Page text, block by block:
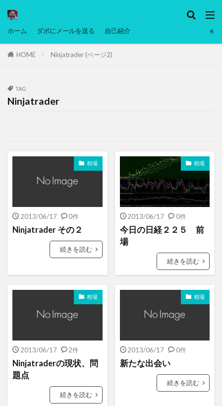
ホーム ダボにメールを送る 自己紹介
HOME Ninjatrader (ページ2)
TAG
Ninjatrader
相場
2013/06/17 0件
Ninjatrader その２
続きを読む
相場
2013/06/17 0件
今日の日経２２５ 前
場
続きを読む
相場
2013/06/17 2件
Ninjatraderの現状、問
題点
続きを読む
相場
2013/06/17 0件
新たな出会い
続きを読む
タグ
低温調理・スロークッカー